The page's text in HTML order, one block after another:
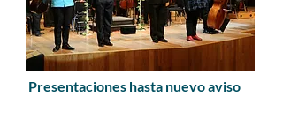
Presentaciones hasta nuevo aviso